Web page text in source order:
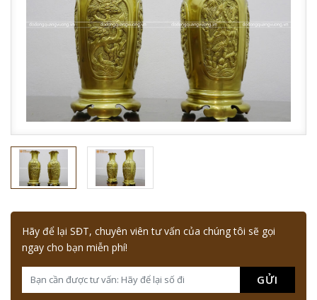
Hãy để lại SĐT, chuyên viên tư vấn của chúng tôi sẽ gọi
ngay cho bạn miễn phí!
GỬI